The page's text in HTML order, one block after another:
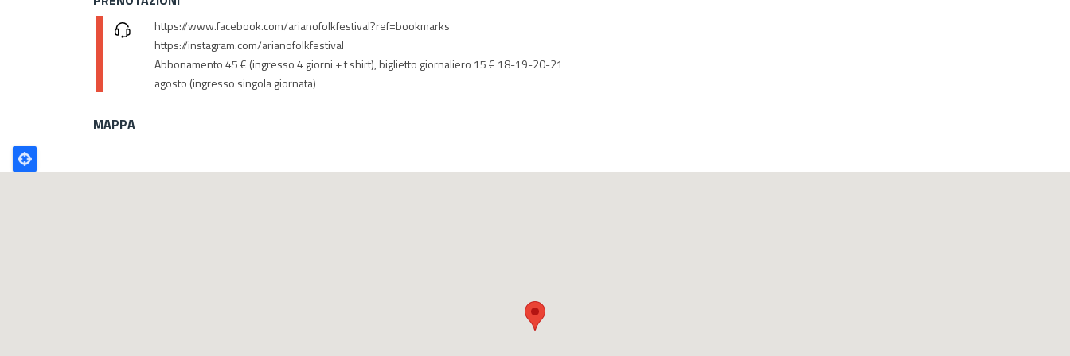
https://www.facebook.com/arianofolkfestival?ref=bookmarks
https://instagram.com/arianofolkfestival
Abbonamento 45 € (ingresso 4 giorni + t shirt), biglietto giornaliero 15 € 18-19-20-21
agosto (ingresso singola giornata)
MAPPA
Poligono
GEO